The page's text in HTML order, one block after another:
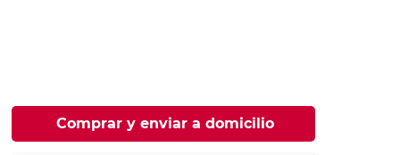
Comprar y enviar a domicilio